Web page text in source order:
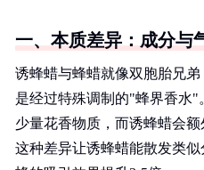
一、本质差异：成分与
诱蜂蜡与蜂蜡就像双胞胎兄
是经过特殊调制的"蜂界香水
少量花香物质，而诱蜂蜡会额
这种差异让诱蜂蜡能散发类